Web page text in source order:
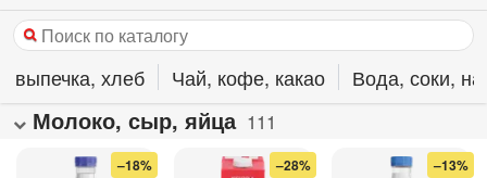
выпечка, хлеб Чай, кофе, какао Вода, соки,
Молоко, сыр, яйца 111
–18% –28% –13%